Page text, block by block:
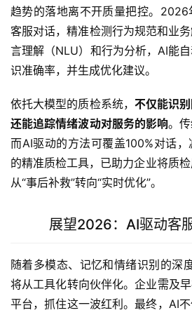
趋势的落地离不开质量把控。
客服对话，精准检测行为规范和业
言理解（NLU）和行为分析，AI能
识准确率，并生成优化建议。
依托大模型的质检系统， 不仅能识
还能追踪情绪波动对服务的影响。
而AI驱动的方法可覆盖100%对话
的精准质检工具，已助力企业将质
从“事后补救”转向“实时优化”。
展望2026：AI驱动客
随着多模态、记忆和情绪识别的深
将从工具化转向伙伴化。企业需及
平台，抓住这一波红利。最终，AI